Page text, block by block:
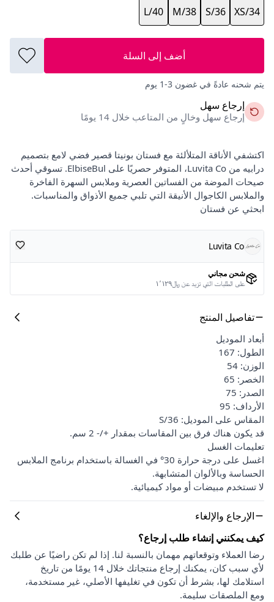
XS/34
S/36
M/38
L/40
أضف إلى السلة
يتم شحنه عادةً في غضون 3-1 يوم
إرجاع سهل
إرجاع سهل وخالٍ من المتاعب خلال 14 يومًا
اكتشفي الأناقة المتلألئة مع فستان بونيتا قصير فضي لامع بتصميم
درابيه من Luvita Co، المتوفر حصريًا على ElbiseBul. تسوقي أحدث
صيحات الموضة من الفساتين العصرية وملابس السهرة الفاخرة
والملابس الكاجوال الأنيقة التي تلبي جميع الأذواق والمناسبات.
ابحثي عن فستان
Luvita Co
شحن مجاني
على الطلبات التي تزيد عن ﷼١٬١٢٩
تفاصيل المنتج
أبعاد الموديل
الطول: 167
الوزن: 54
الخصر: 65
الصدر: 75
الأرداف: 95
المقاس على الموديل: S/36
قد يكون هناك فرق بين المقاسات بمقدار +/- 2 سم.
تعليمات الغسل
اغسل على درجة حرارة 30° في الغسالة باستخدام برنامج الملابس
الحساسة وبالألوان المتشابهة.
لا تستخدم مبيضات أو مواد كيميائية.
الإرجاع والإلغاء
كيف يمكنني إنشاء طلب إرجاع؟
رضا العملاء وتوقعاتهم مهمان بالنسبة لنا. إذا لم تكن راضيًا عن طلبك
لأي سبب كان، يمكنك إرجاع منتجاتك خلال 14 يومًا من تاريخ
استلامك لها، بشرط أن تكون في تغليفها الأصلي، غير مستخدمة،
ومع الملصقات سليمة.